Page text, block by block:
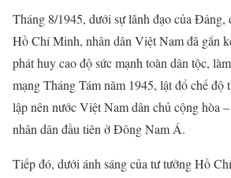
Tháng 8/1945, dưới sự lãnh đạo của Đảng,
Hồ Chí Minh, nhân dân Việt Nam đã gắn
phát huy cao độ sức mạnh toàn dân tộc,
mạng Tháng Tám năm 1945, lật đổ chế độ
lập nên nước Việt Nam dân chủ cộng hòa
nhân dân đầu tiên ở Đông Nam Á.
Tiếp đó, dưới ánh sáng của tư tưởng Hồ